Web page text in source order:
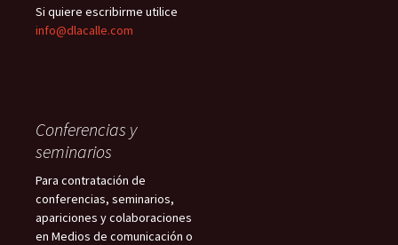
Si quiere escribirme utilice
info@dlacalle.com
Conferencias y
seminarios
Para contratación de
conferencias, seminarios,
apariciones y colaboraciones
en Medios de comunicación o